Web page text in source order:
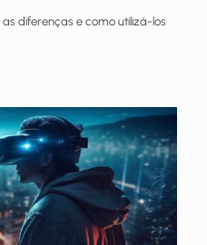
as diferenças e como utilizá-los